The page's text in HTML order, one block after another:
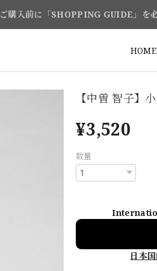
ご購入前に「SHOPPING GUIDE」を
HOME
【中曽 智子】
¥3,520
数量
日本